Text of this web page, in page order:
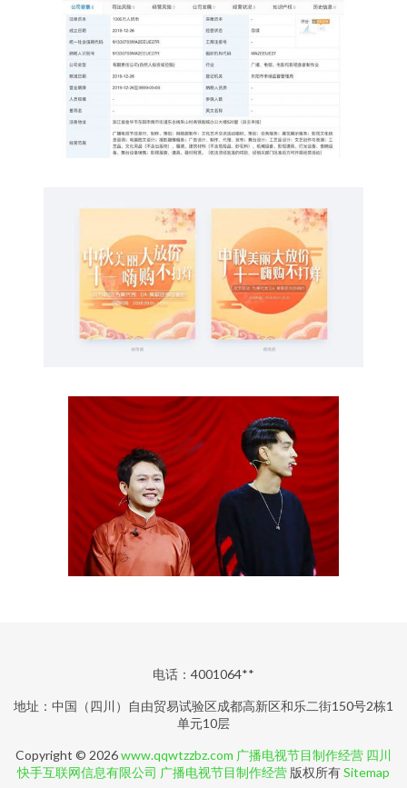
电话：4001064**
地址：中国（四川）自由贸易试验区成都高新区和乐二街150号2栋1
单元10层
Copyright © 2026www.qqwtzzbz.com 广播电视节目制作经营 四川
快手互联网信息有限公司 广播电视节目制作经营 版权所有Sitemap